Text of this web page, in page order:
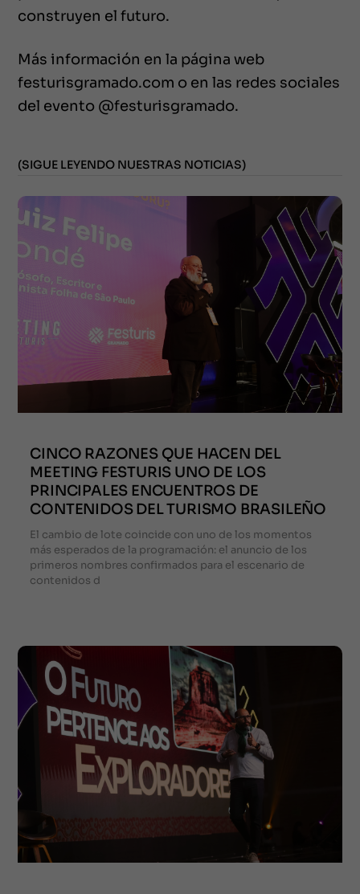
construyen el futuro.
Más información en la página web
festurisgramado.com o en las redes sociales
del evento @festurisgramado.
(SIGUE LEYENDO NUESTRAS NOTICIAS)
CINCO RAZONES QUE HACEN DEL
MEETING FESTURIS UNO DE LOS
PRINCIPALES ENCUENTROS DE
CONTENIDOS DEL TURISMO BRASILEÑO
El cambio de lote coincide con uno de los momentos
más esperados de la programación: el anuncio de los
primeros nombres confirmados para el escenario de
contenidos d